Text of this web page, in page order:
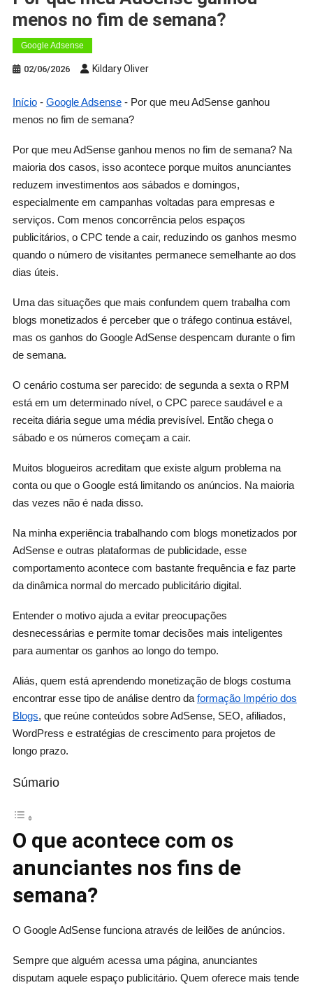
menos no fim de semana?
Google Adsense
02/06/2026 Kildary Oliver
Início- Google Adsense- Por que meu AdSense ganhou
menos no fim de semana?
Por que meu AdSense ganhou menos no fim de semana? Na
maioria dos casos, isso acontece porque muitos anunciantes
reduzem investimentos aos sábados e domingos,
especialmente em campanhas voltadas para empresas e
serviços. Com menos concorrência pelos espaços
publicitários, o CPC tende a cair, reduzindo os ganhos mesmo
quando o número de visitantes permanece semelhante ao dos
dias úteis.
Uma das situações que mais confundem quem trabalha com
blogs monetizados é perceber que o tráfego continua estável,
mas os ganhos do Google AdSense despencam durante o fim
de semana.
O cenário costuma ser parecido: de segunda a sexta o RPM
está em um determinado nível, o CPC parece saudável e a
receita diária segue uma média previsível. Então chega o
sábado e os números começam a cair.
Muitos blogueiros acreditam que existe algum problema na
conta ou que o Google está limitando os anúncios. Na maioria
das vezes não é nada disso.
Na minha experiência trabalhando com blogs monetizados por
AdSense e outras plataformas de publicidade, esse
comportamento acontece com bastante frequência e faz parte
da dinâmica normal do mercado publicitário digital.
Entender o motivo ajuda a evitar preocupações
desnecessárias e permite tomar decisões mais inteligentes
para aumentar os ganhos ao longo do tempo.
Aliás, quem está aprendendo monetização de blogs costuma
encontrar esse tipo de análise dentro da formação Império dos
Blogs, que reúne conteúdos sobre AdSense, SEO, afiliados,
WordPress e estratégias de crescimento para projetos de
longo prazo.
Súmario
O que acontece com os
anunciantes nos fins de
semana?
O Google AdSense funciona através de leilões de anúncios.
Sempre que alguém acessa uma página, anunciantes
disputam aquele espaço publicitário. Quem oferece mais tende